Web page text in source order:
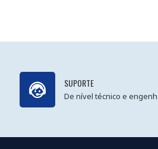
SUPORTE
De nível técnico e